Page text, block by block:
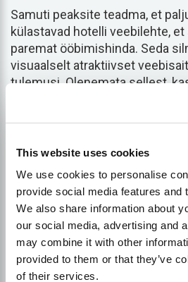
This website uses cookies
We use cookies to personalise
provide social media features and
We also share information about
our social media, advertising and
may combine it with other
provided to them or that they’ve
of their services.
Samuti peaksite teadma, et
külastavad hotelli veebilehte,
paremat ööbimishinda. Seda
visuaalselt atraktiivset
tulemusi. Olenemata sellest,
tehnikatööstuses või mõnes
veebisaidi olemasolu
kirjeldada, kuidas turist võib
anda teavet ümbruskonna ja
Eraldi veebisaidi omamine toob
atraktiivsemad aspektid, mis
On-site ja Off-